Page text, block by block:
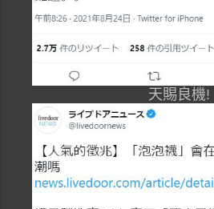
天賜良機!